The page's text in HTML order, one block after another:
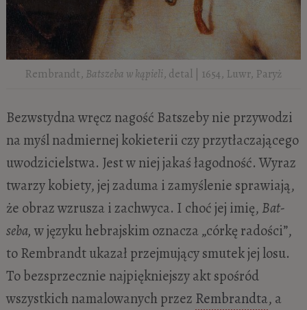
Rembrandt, Batszeba w kąpieli, detal | 1654, Luwr, Paryż
Bezwstydna wręcz nagość Batszeby nie przywodzi
na myśl nadmiernej kokieterii czy przytłaczającego
uwodzicielstwa. Jest w niej jakaś łagodność. Wyraz
twarzy kobiety, jej zaduma i zamyślenie sprawiają,
że obraz wzrusza i zachwyca. I choć jej imię, Bat-
seba,w języku hebrajskim oznacza „córkę radości”,
to Rembrandt ukazał przejmujący smutek jej losu.
To bezsprzecznie najpiękniejszy akt spośród
wszystkich namalowanych przez Rembrandta, a